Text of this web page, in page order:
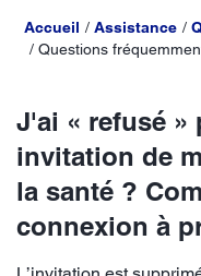
Accueil Assistance
Questions
J'ai « refusé »
invitation de
la santé ?
connexion à